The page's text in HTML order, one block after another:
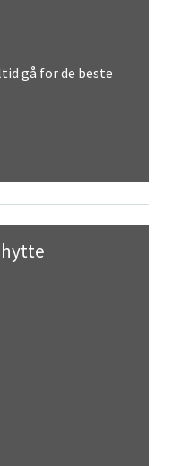
gå for de beste